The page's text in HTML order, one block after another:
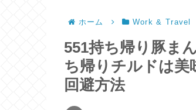
ホーム Work & Travel
551持ち帰り豚ま
ち帰りチルドは美
回避方法